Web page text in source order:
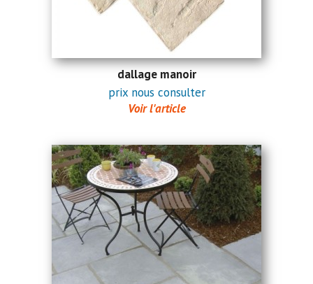
dallage manoir
prix nous consulter
Voir l'article